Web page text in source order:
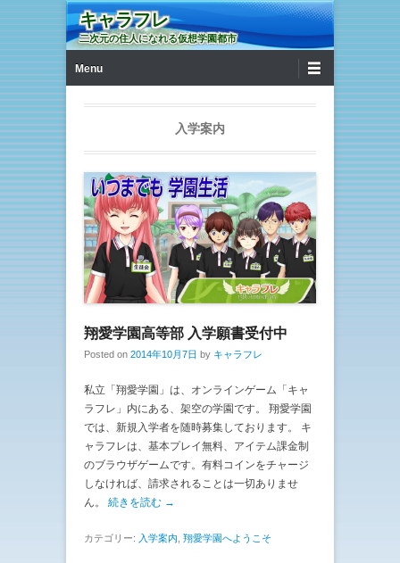
キャラフレ
二次元の住人になれる仮想学園都市
Menu
入学案内
翔愛学園高等部 入学願書受付中
Posted on 2014年10月7日 by キャラフレ
私立「翔愛学園」は、オンラインゲーム「キャ
ラフレ」内にある、架空の学園です。 翔愛学園
では、新規入学者を随時募集しております。 キ
ャラフレは、基本プレイ無料、アイテム課金制
のブラウザゲームです。有料コインをチャージ
しなければ、請求されることは一切ありませ
ん。 続きを読む →
カテゴリー: 入学案内 翔愛学園へようこそ